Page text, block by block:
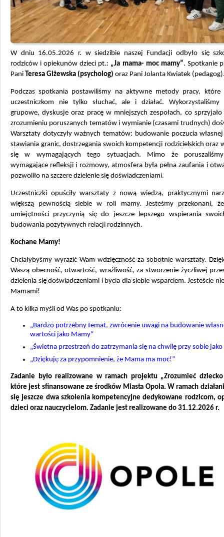
W dniu 16.05.2026 r. w siedzibie naszej Fundacji odbyło się
rodziców i opiekunów dzieci pt.: „Ja mama- moc mamy”. Spotkanie
Pani Teresa Giżewska (psycholog) oraz Pani Jolanta Kwiatek
Podczas spotkania postawiliśmy na aktywne metody pracy, które
uczestniczkom nie tylko słuchać, ale i działać. Wykorzystaliśmy
grupowe, dyskusje oraz pracę w mniejszych zespołach, co sprzyjało
zrozumieniu poruszanych tematów i wymianie (czasami trudnych)
Warsztaty dotyczyły ważnych tematów: budowanie poczucia
stawiania granic, dostrzegania swoich kompetencji rodzicielskich oraz
się w wymagających tego sytuacjach. Mimo że
wymagające refleksji i rozmowy, atmosfera była pełna zaufania i
pozwoliło na szczere dzielenie się doświadczeniami.
Uczestniczki opuściły warsztaty z nową wiedzą, praktycznymi
większą pewnością siebie w roli mamy. Jesteśmy przekonani,
umiejętności przyczynią się do jeszcze lepszego wspierania
budowania pozytywnych relacji rodzinnych.
Kochane Mamy!
Chciałybyśmy wyrazić Wam wdzięczność za sobotnie warsztaty.
Waszą obecność, otwartość, wrażliwość, za stworzenie życzliwej
dzielenia się doświadczeniami i bycia dla siebie wsparciem. Jesteście
Mamami!
A to kilka myśli od Was po spotkaniu:
„Bardzo potrzebny temat, zwrócenie uwagi na budowanie
wartości jako Mamy”
„Świetna przestrzeń do zatrzymania się na chwilę przy sobie
„Dziękuję za przypomnienie, że Mama ma moc!”
Zadanie było realizowane w ramach projektu „Zrozumieć dziecko
które jest sfinansowane ze środków Miasta Opola. W ramach
się jeszcze dwa szkolenia kompetencyjne dedykowane rodzicom,
dzieci oraz nauczycielom. Zadanie jest realizowane do 31.12.2026 r.